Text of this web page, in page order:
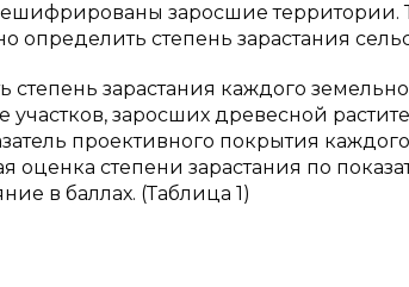
заросшие
определить степень зарастания
степень зарастания каждого
заросших древесной
проективного покрытия
оценка степени зарастания по
в баллах. (Таблица 1)